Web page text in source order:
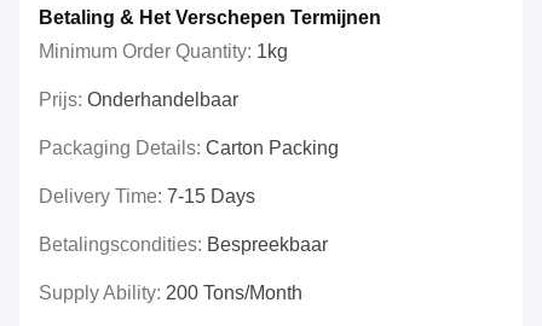
Betaling & Het Verschepen Termijnen
Minimum Order Quantity: 1kg
Prijs: Onderhandelbaar
Packaging Details: Carton Packing
Delivery Time: 7-15 Days
Betalingscondities: Bespreekbaar
Supply Ability: 200 Tons/month